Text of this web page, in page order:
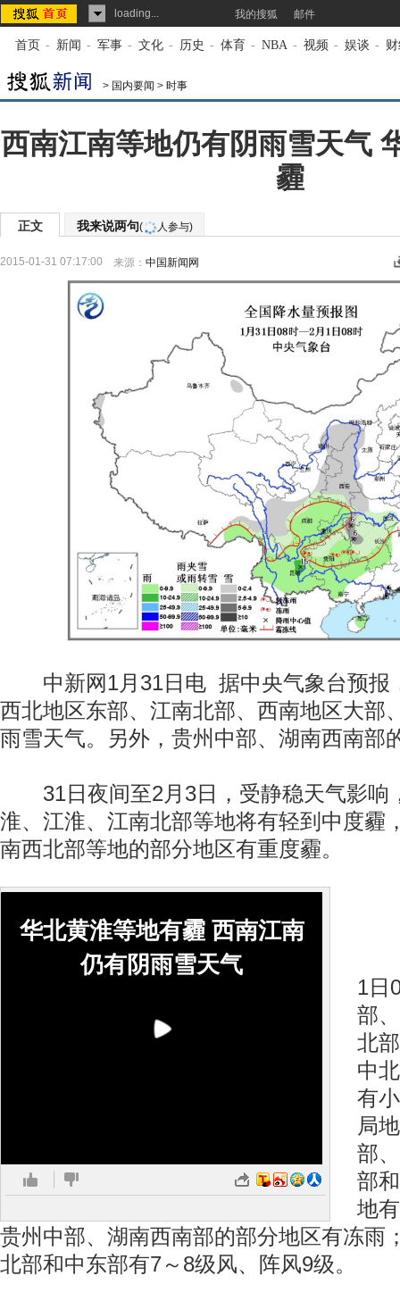
loading... 我的搜狐 邮件
首页 - 新闻 - 军事 - 文化 - 历史 - 体育 - NBA - 视频 - 娱谈 -
> 国内要闻 > 时事
西南江南等地仍有阴雨雪天气
霾
正文 我来说两句( 人参与)
2015-01-31 07:17:00 来源： 中国新闻网
中新网1月31日电 据中央气象台预报
西北地区东部、江南北部、西南地区大部
雨雪天气。另外，贵州中部、湖南西南部
31日夜间至2月3日，受静稳天气影响
淮、江淮、江南北部等地将有轻到中度霾
南西北部等地的部分地区有重度霾。
华北黄淮等地有霾 西南江南
仍有阴雨雪天气
1日
部
北
中
有
局
部
部
地
贵州中部、湖南西南部的部分地区有冻雨
北部和中东部有7～8级风、阵风9级。